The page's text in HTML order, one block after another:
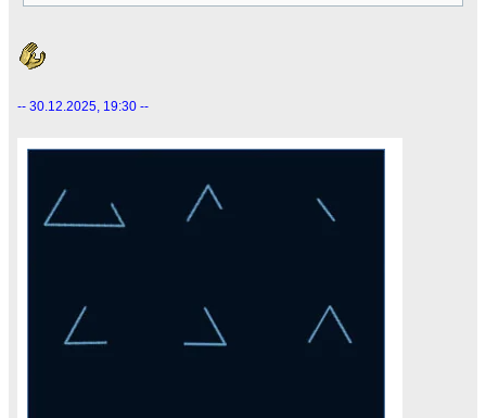
-- 30.12.2025, 19:30 --